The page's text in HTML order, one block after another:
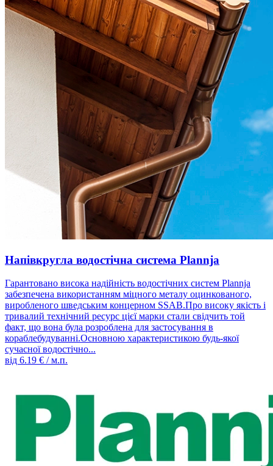
Напівкругла водостічна система Plannja
Гарантовано висока надійність водостічних систем Plannja
забезпечена використанням міцного металу оцинкованого,
виробленого шведським концерном SSAB.Про високу якість і
тривалий технічний ресурс цієї марки стали свідчить той
факт, що вона була розроблена для застосування в
кораблебудуванні.Основною характеристикою будь-якої
сучасної водостічно...
від 6.19 € / м.п.